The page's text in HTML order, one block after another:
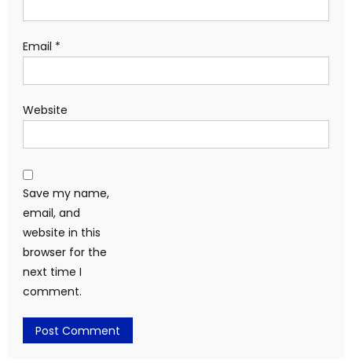
Email *
Website
Save my name,
email, and
website in this
browser for the
next time I
comment.